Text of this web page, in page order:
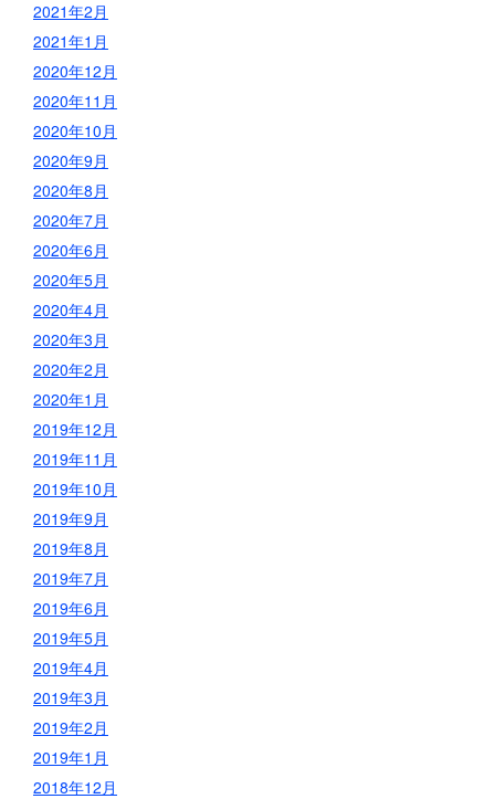
2021年2月
2021年1月
2020年12月
2020年11月
2020年10月
2020年9月
2020年8月
2020年7月
2020年6月
2020年5月
2020年4月
2020年3月
2020年2月
2020年1月
2019年12月
2019年11月
2019年10月
2019年9月
2019年8月
2019年7月
2019年6月
2019年5月
2019年4月
2019年3月
2019年2月
2019年1月
2018年12月